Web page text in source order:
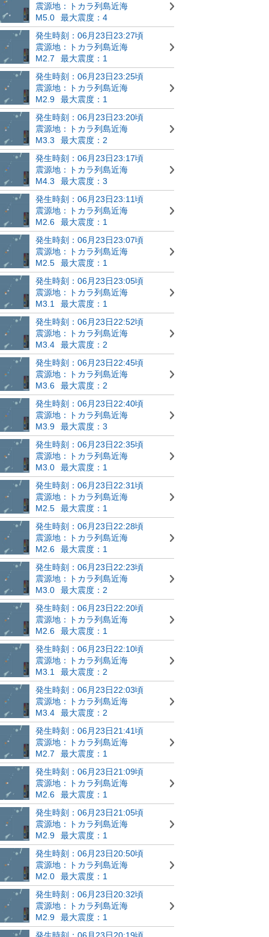
震源地：トカラ列島近海
M5.0
最大震度：4
発生時刻：06月23日23:27頃
震源地：トカラ列島近海
M2.7
最大震度：1
発生時刻：06月23日23:25頃
震源地：トカラ列島近海
M2.9
最大震度：1
発生時刻：06月23日23:20頃
震源地：トカラ列島近海
M3.3
最大震度：2
発生時刻：06月23日23:17頃
震源地：トカラ列島近海
M4.3
最大震度：3
発生時刻：06月23日23:11頃
震源地：トカラ列島近海
M2.6
最大震度：1
発生時刻：06月23日23:07頃
震源地：トカラ列島近海
M2.5
最大震度：1
発生時刻：06月23日23:05頃
震源地：トカラ列島近海
M3.1
最大震度：1
発生時刻：06月23日22:52頃
震源地：トカラ列島近海
M3.4
最大震度：2
発生時刻：06月23日22:45頃
震源地：トカラ列島近海
M3.6
最大震度：2
発生時刻：06月23日22:40頃
震源地：トカラ列島近海
M3.9
最大震度：3
発生時刻：06月23日22:35頃
震源地：トカラ列島近海
M3.0
最大震度：1
発生時刻：06月23日22:31頃
震源地：トカラ列島近海
M2.5
最大震度：1
発生時刻：06月23日22:28頃
震源地：トカラ列島近海
M2.6
最大震度：1
発生時刻：06月23日22:23頃
震源地：トカラ列島近海
M3.0
最大震度：2
発生時刻：06月23日22:20頃
震源地：トカラ列島近海
M2.6
最大震度：1
発生時刻：06月23日22:10頃
震源地：トカラ列島近海
M3.1
最大震度：2
発生時刻：06月23日22:03頃
震源地：トカラ列島近海
M3.4
最大震度：2
発生時刻：06月23日21:41頃
震源地：トカラ列島近海
M2.7
最大震度：1
発生時刻：06月23日21:09頃
震源地：トカラ列島近海
M2.6
最大震度：1
発生時刻：06月23日21:05頃
震源地：トカラ列島近海
M2.9
最大震度：1
発生時刻：06月23日20:50頃
震源地：トカラ列島近海
M2.0
最大震度：1
発生時刻：06月23日20:32頃
震源地：トカラ列島近海
M2.9
最大震度：1
発生時刻：06月23日20:19頃